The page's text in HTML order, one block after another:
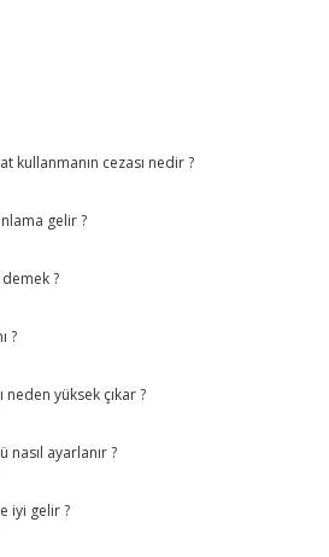
kullanmanın cezası nedir ?
gelir ?
?
?
yüksek çıkar ?
nasıl ayarlanır ?
iyi gelir ?